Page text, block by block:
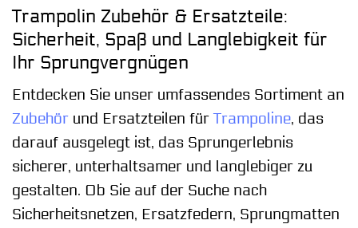
Trampolin Zubehör & Ersatzteile:
Sicherheit, Spaß und Langlebigkeit für
Ihr Sprungvergnügen
Entdecken Sie unser umfassendes Sortiment an
Zubehör und Ersatzteilen für Trampoline, das
darauf ausgelegt ist, das Sprungerlebnis
sicherer, unterhaltsamer und langlebiger zu
gestalten. Ob Sie auf der Suche nach
Sicherheitsnetzen, Ersatzfedern, Sprungmatten